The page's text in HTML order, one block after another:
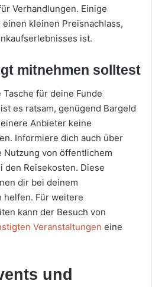
Verhandlungen. Einige
kleinen Preisnachlass,
ist.
mitnehmen solltest
für deine Funde
es ratsam, genügend Bargeld
Anbieter keine
Informiere dich auch über
von öffentlichem
den Reisekosten. Diese
dir bei deinem
helfen. Für weitere
kann der Besuch von
Veranstaltungen eine
und